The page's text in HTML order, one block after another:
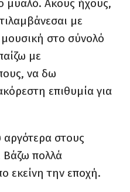
μυαλό. Ακους ήχους,
με
στο σύνολό
με
να δω
επιθυμία για
στους
Βάζω πολλά
εκείνη την εποχή.